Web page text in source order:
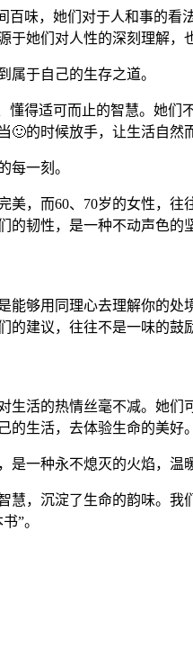
味，她们对于人和事的
她们对人性的深刻理解，
属于自己的生存之道。
得适可而止的智慧。她
的时候放手，让生活自然
每一刻。
，而60、70岁的女性，
韧性，是一种不动声色
够用同理心去理解你的
建议，往往不是一味的鼓
活的热情丝毫不减。她
生活，去体验生命的美好。
一种永不熄灭的火焰，温
，沉淀了生命的韵味。
”。